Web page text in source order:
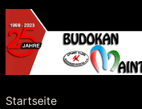
Startseite